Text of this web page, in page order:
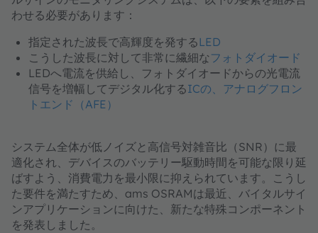
わせる必要があります：
指定された波長で高輝度を発するLED
こうした波長に対して非常に繊細なフォトダイオード
LEDへ電流を供給し、フォトダイオードからの光電流
信号を増幅してデジタル化するICの、アナログフロン
トエンド（AFE）
システム全体が低ノイズと高信号対雑音比（SNR）に最
適化され、デバイスのバッテリー駆動時間を可能な限り延
ばすよう、消費電力を最小限に抑えられています。こうし
た要件を満たすため、ams OSRAMは最近、バイタルサイ
ンアプリケーションに向けた、新たな特殊コンポーネント
を発表しました。